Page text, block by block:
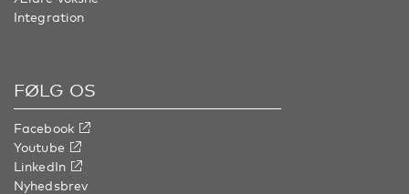
Integration
FØLG OS
Facebook
Youtube
LinkedIn
Nyhedsbrev